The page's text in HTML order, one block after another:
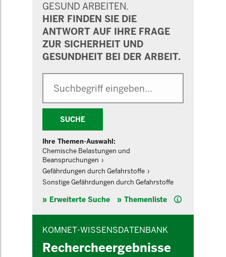
GESUND ARBEITEN.
HIER FINDEN SIE DIE
ANTWORT AUF IHRE FRAGE
ZUR SICHERHEIT UND
GESUNDHEIT BEI DER ARBEIT.
SUCHE
Ihre Themen-Auswahl:
Chemische Belastungen und
Beanspruchungen
Gefährdungen durch Gefahrstoffe
Sonstige Gefährdungen durch Gefahrstoffe
Erweiterte Suche Themenliste Hilfe
KOMNET-WISSENSDATENBANK
Rechercheergebnisse